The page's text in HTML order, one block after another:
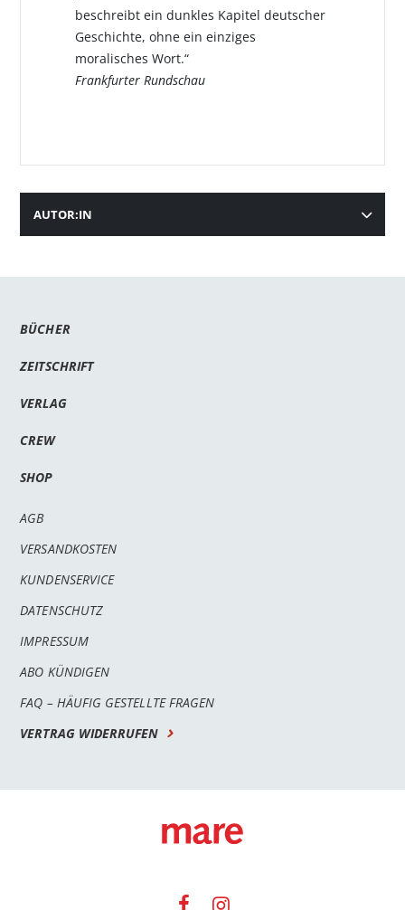
beschreibt ein dunkles Kapitel deutscher
Geschichte, ohne ein einziges
moralisches Wort.“
Frankfurter Rundschau
AUTOR:IN
BÜCHER
ZEITSCHRIFT
VERLAG
CREW
SHOP
AGB
VERSANDKOSTEN
KUNDENSERVICE
DATENSCHUTZ
IMPRESSUM
ABO KÜNDIGEN
FAQ – HÄUFIG GESTELLTE FRAGEN
VERTRAG WIDERRUFEN